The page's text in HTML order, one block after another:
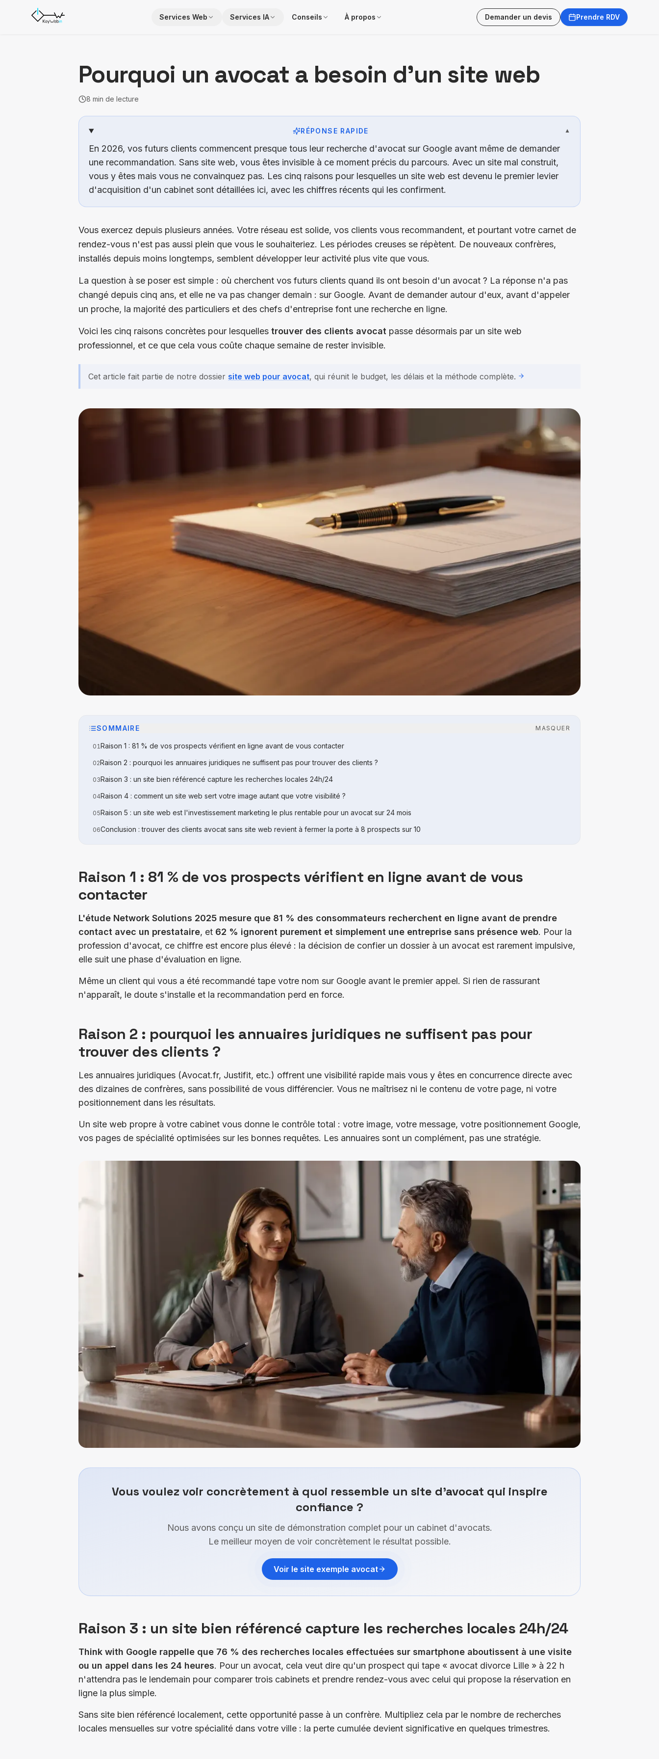
Aller au contenu
Services Web Services IA Conseils À propos Demander un devis Prendre RDV
Pourquoi un avocat a besoin d'un site web
8 min de lecture
Mis à jour le2 juillet 2026
RÉPONSE RAPIDE ▼
En 2026, vos futurs clients commencent presque tous leur recherche d'avocat sur Google avant même de demander
une recommandation. Sans site web, vous êtes invisible à ce moment précis du parcours. Avec un site mal construit,
vous y êtes mais vous ne convainquez pas. Les cinq raisons pour lesquelles un site web est devenu le premier levier
d'acquisition d'un cabinet sont détaillées ici, avec les chiffres récents qui les confirment.
Vous exercez depuis plusieurs années. Votre réseau est solide, vos clients vous recommandent, et pourtant votre carnet de
rendez-vous n'est pas aussi plein que vous le souhaiteriez. Les périodes creuses se répètent. De nouveaux confrères,
installés depuis moins longtemps, semblent développer leur activité plus vite que vous.
La question à se poser est simple : où cherchent vos futurs clients quand ils ont besoin d'un avocat ? La réponse n'a pas
changé depuis cinq ans, et elle ne va pas changer demain : sur Google. Avant de demander autour d'eux, avant d'appeler
un proche, la majorité des particuliers et des chefs d'entreprise font une recherche en ligne.
Voici les cinq raisons concrètes pour lesquelles trouver des clients avocat passe désormais par un site web
professionnel, et ce que cela vous coûte chaque semaine de rester invisible.
Cet article fait partie de notre dossier site web pour avocat, qui réunit le budget, les délais et la méthode complète.
SOMMAIRE MASQUER
01Raison 1 : 81 % de vos prospects vérifient en ligne avant de vous contacter
02Raison 2 : pourquoi les annuaires juridiques ne suffisent pas pour trouver des clients ?
03Raison 3 : un site bien référencé capture les recherches locales 24h/24
04Raison 4 : comment un site web sert votre image autant que votre visibilité ?
05Raison 5 : un site web est l'investissement marketing le plus rentable pour un avocat sur 24 mois
06Conclusion : trouver des clients avocat sans site web revient à fermer la porte à 8 prospects sur 10
Raison 1 : 81 % de vos prospects vérifient en ligne avant de vous
contacter
L'étude Network Solutions 2025 mesure que 81 % des consommateurs recherchent en ligne avant de prendre
contact avec un prestataire, et 62 % ignorent purement et simplement une entreprise sans présence web. Pour la
profession d'avocat, ce chiffre est encore plus élevé : la décision de confier un dossier à un avocat est rarement impulsive,
elle suit une phase d'évaluation en ligne.
Même un client qui vous a été recommandé tape votre nom sur Google avant le premier appel. Si rien de rassurant
n'apparaît, le doute s'installe et la recommandation perd en force.
Raison 2 : pourquoi les annuaires juridiques ne suffisent pas pour
trouver des clients ?
Les annuaires juridiques (Avocat.fr, Justifit, etc.) offrent une visibilité rapide mais vous y êtes en concurrence directe avec
des dizaines de confrères, sans possibilité de vous différencier. Vous ne maîtrisez ni le contenu de votre page, ni votre
positionnement dans les résultats.
Un site web propre à votre cabinet vous donne le contrôle total : votre image, votre message, votre positionnement Google,
vos pages de spécialité optimisées sur les bonnes requêtes. Les annuaires sont un complément, pas une stratégie.
Vous voulez voir concrètement à quoi ressemble un site d'avocat qui inspire
confiance ?
Nous avons conçu un site de démonstration complet pour un cabinet d'avocats.
Le meilleur moyen de voir concrètement le résultat possible.
Voir le site exemple avocat
Raison 3 : un site bien référencé capture les recherches locales 24h/24
Think with Google rappelle que 76 % des recherches locales effectuées sur smartphone aboutissent à une visite
ou un appel dans les 24 heures. Pour un avocat, cela veut dire qu'un prospect qui tape « avocat divorce Lille » à 22 h
n'attendra pas le lendemain pour comparer trois cabinets et prendre rendez-vous avec celui qui propose la réservation en
ligne la plus simple.
Sans site bien référencé localement, cette opportunité passe à un confrère. Multipliez cela par le nombre de recherches
locales mensuelles sur votre spécialité dans votre ville : la perte cumulée devient significative en quelques trimestres.